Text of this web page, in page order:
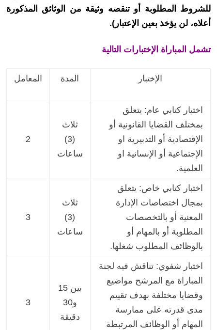
للشروط المطلوبة أو تنقصه وثيقة من الوثائق المذكورة
أعلاه، لن يؤخذ بعين الإعتبار).
تشمل المباراة الإختبارات التالية
المعامل المدة الإختبار
2
ثلاث
(3)
ساعات
اختبار كتابي عام: يتعلق
بمختلف القضايا القانونية أو
الإقتصادية أو التدبيرية او
الإجتماعية أو الإنسانية او
العلمية.
3
ثلاث
(3)
ساعات
اختبار كتابي خاص: يتعلق
بمجال اختصاصات الإدارة
المعنية أو بالتخصصات
المطلوبة أو بالمهام أو
بالوظائف المطلوب شغلها.
3
بين 15
و30
دقيقة
اختبار شفوي: تناقش فيه لجنة
المباراة مع المرشح مواضيع
وقضايا مختلفة بهدف تقييم
مدى قدرته على ممارسة
المهام أو الوظائف المرتبطة